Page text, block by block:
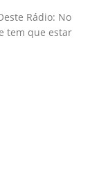
Rádio: No
tem que estar